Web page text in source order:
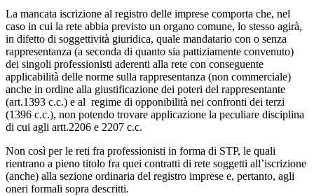
La mancata iscrizione al registro delle imprese comporta che, nel
caso in cui la rete abbia previsto un organo comune, lo stesso agirà,
in difetto di soggettività giuridica, quale mandatario con o senza
rappresentanza (a seconda di quanto sia pattiziamente convenuto)
dei singoli professionisti aderenti alla rete con conseguente
applicabilità delle norme sulla rappresentanza (non commerciale)
anche in ordine alla giustificazione dei poteri del rappresentante
(art.1393 c.c.) e al regime di opponibilità nei confronti dei terzi
(1396 c.c.), non potendo trovare applicazione la peculiare disciplina
di cui agli artt.2206 e 2207 c.c.
Non così per le reti fra professionisti in forma di STP, le quali
rientrano a pieno titolo fra quei contratti di rete soggetti all’iscrizione
(anche) alla sezione ordinaria del registro imprese e, pertanto, agli
oneri formali sopra descritti.